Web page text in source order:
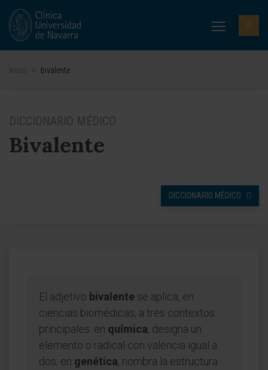
Inicio > bivalente
DICCIONARIO MÉDICO
Bivalente
DICCIONARIO MÉDICO
El adjetivo bivalente se aplica, en
ciencias biomédicas, a tres contextos
principales: en química, designa un
elemento o radical con valencia igual a
dos; en genética, nombra la estructura